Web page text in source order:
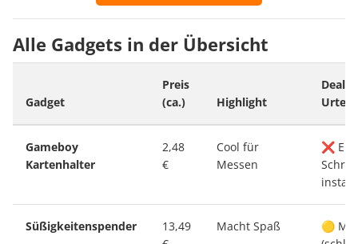
Alle Gadgets in der Übersicht
Gadget
Preis
(ca.)
Highlight
Urteil
Gameboy
Kartenhalter
2,48
€
Cool für
Messen
❌
Süßigkeitenspender
13,49
Macht Spaß
🟡